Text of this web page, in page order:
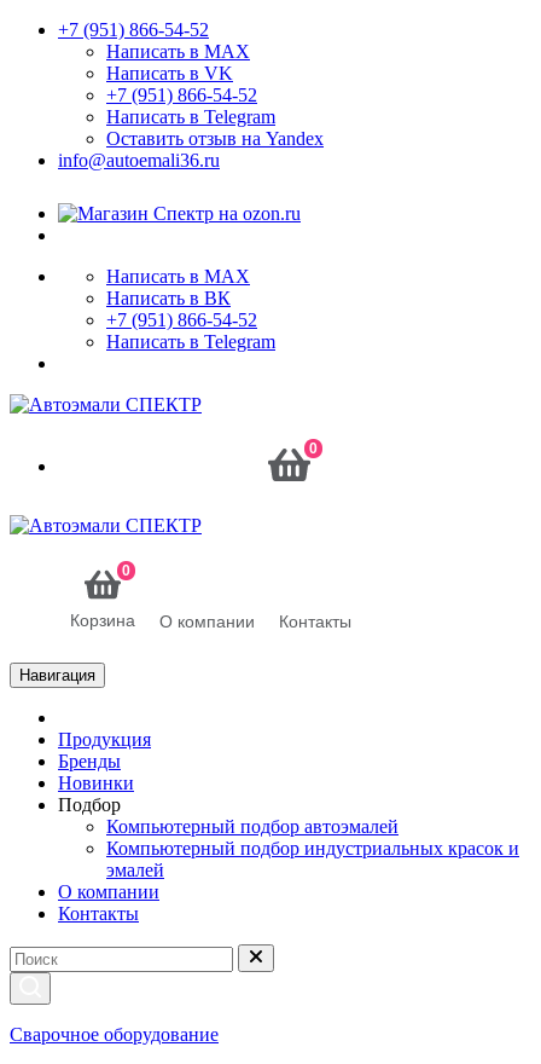
+7 (951) 866-54-52
Написать в MAX
Написать в VK
+7 (951) 866-54-52
Написать в Telegram
Оставить отзыв на Yandex
info@autoemali36.ru
Написать в MAX
Написать в ВК
+7 (951) 866-54-52
Написать в Telegram
0
0
Корзина О компании Контакты
Навигация
Продукция
Бренды
Новинки
Подбор
Компьютерный подбор автоэмалей
Компьютерный подбор индустриальных красок и
эмалей
О компании
Контакты
Сварочное оборудование